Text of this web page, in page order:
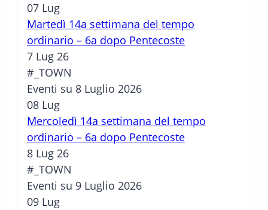
07 Lug
Martedì 14a settimana del tempo
ordinario – 6a dopo Pentecoste
7 Lug 26
#_TOWN
Eventi su 8 Luglio 2026
08 Lug
Mercoledì 14a settimana del tempo
ordinario – 6a dopo Pentecoste
8 Lug 26
#_TOWN
Eventi su 9 Luglio 2026
09 Lug